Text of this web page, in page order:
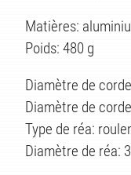
Matières:
Poids: 480 g
Diamètre de
Diamètre de
Type de réa:
Diamètre de réa: